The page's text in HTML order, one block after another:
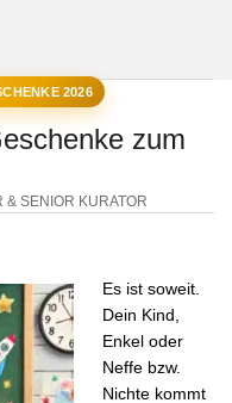
2026
zum
SENIOR KURATOR
Es ist soweit.
Dein Kind,
Enkel oder
Neffe bzw.
Nichte kommt